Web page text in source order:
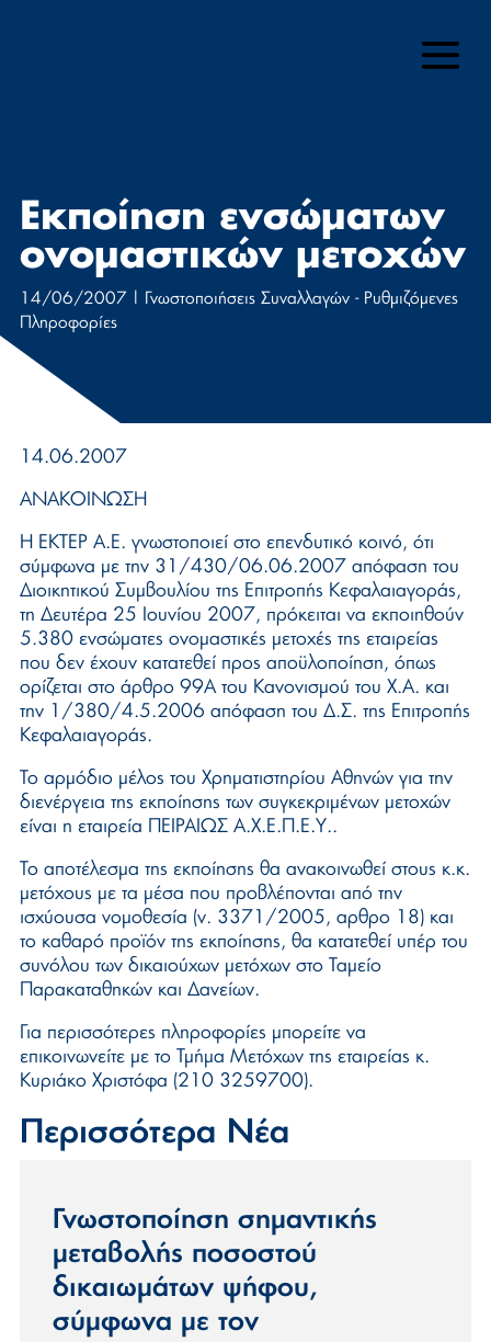
Εκποίηση ενσώματων
ονομαστικών μετοχών
14/06/2007
Γνωστοποιήσεις Συναλλαγών - Ρυθμιζόμενες
Πληροφορίες
14.06.2007
ΑΝΑΚΟΙΝΩΣΗ
Η ΕΚΤΕΡ Α.Ε. γνωστοποιεί στο επενδυτικό κοινό, ότι
σύμφωνα με την 31/430/06.06.2007 απόφαση του
Διοικητικού Συμβουλίου της Επιτροπής Κεφαλαιαγοράς,
τη Δευτέρα 25 Ιουνίου 2007, πρόκειται να εκποιηθούν
5.380 ενσώματες ονομαστικές μετοχές της εταιρείας
που δεν έχουν κατατεθεί προς αποϋλοποίηση, όπως
ορίζεται στο άρθρο 99Α του Κανονισμού του Χ.Α. και
την 1/380/4.5.2006 απόφαση του Δ.Σ. της Επιτροπής
Κεφαλαιαγοράς.
Το αρμόδιο μέλος του Χρηματιστηρίου Αθηνών για την
διενέργεια της εκποίησης των συγκεκριμένων μετοχών
είναι η εταιρεία ΠΕΙΡΑΙΩΣ Α.Χ.Ε.Π.Ε.Υ..
Το αποτέλεσμα της εκποίησης θα ανακοινωθεί στους κ.κ.
μετόχους με τα μέσα που προβλέπονται από την
ισχύουσα νομοθεσία (ν. 3371/2005, αρθρο 18) και
το καθαρό προϊόν της εκποίησης, θα κατατεθεί υπέρ του
συνόλου των δικαιούχων μετόχων στο Ταμείο
Παρακαταθηκών και Δανείων.
Για περισσότερες πληροφορίες μπορείτε να
επικοινωνείτε με το Τμήμα Μετόχων της εταιρείας κ.
Κυριάκο Χριστόφα (210 3259700).
Περισσότερα Νέα
Γνωστοποίηση σημαντικής
μεταβολής ποσοστού
δικαιωμάτων ψήφου,
σύμφωνα με τον